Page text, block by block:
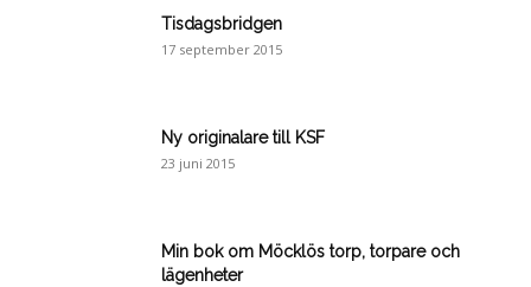
Tisdagsbridgen
17 september 2015
Ny originalare till KSF
23 juni 2015
Min bok om Möcklös torp, torpare och
lägenheter